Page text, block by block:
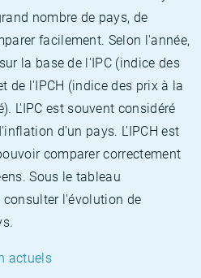
nombre de pays, de
facilement. Selon l'année,
la base de l'IPC (indice des
de l'IPCH (indice des prix à la
L'IPC est souvent considéré
d'un pays. L'IPCH est
comparer correctement
Sous le tableau
l'évolution de
actuels